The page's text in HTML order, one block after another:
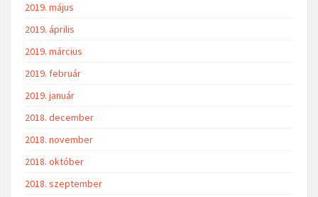
2019. május
2019. április
2019. március
2019. február
2019. január
2018. december
2018. november
2018. október
2018. szeptember